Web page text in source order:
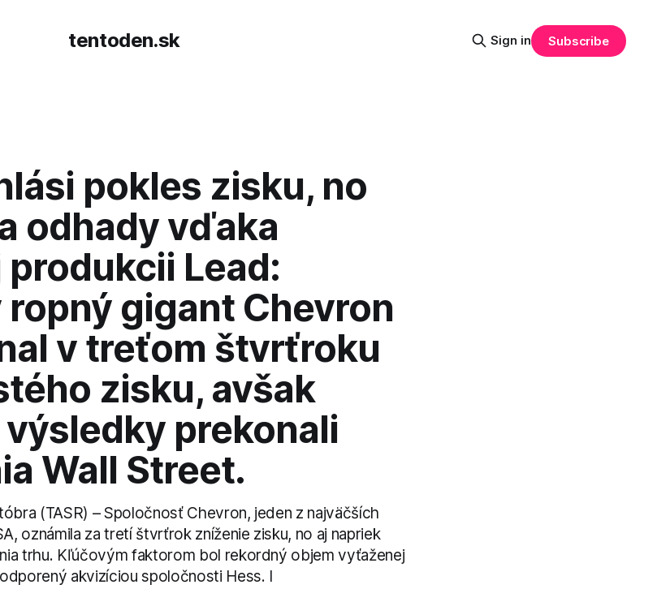
tentoden.sk Sign in Subscribe
pokles zisku, no
odhady vďaka
Lead:
gigant Chevron
v treťom štvrťroku
zisku, avšak
prekonali
Wall Street.
(TASR) – Spoločnosť Chevron, jeden z najväčších
oznámila za tretí štvrťrok zníženie zisku, no aj napriek
trhu. Kľúčovým faktorom bol rekordný objem vyťaženej
akvizíciou spoločnosti Hess. I